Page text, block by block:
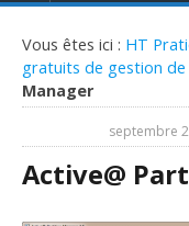
Vous êtes ici : HT
gratuits de gestion
Manager
septembre
Active@